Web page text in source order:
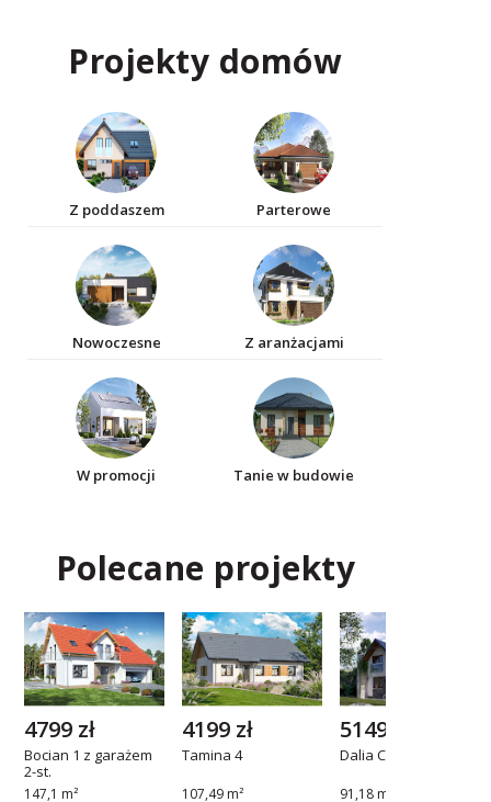
Projekty domów
Z poddaszem Parterowe
Nowoczesne Z aranżacjami
W promocji Tanie w budowie
Polecane projekty
Bocian 1 z garażem
2-st.
147,1 m²
4799 zł
Tamina 4
107,49 m²
4199 zł
Dalia CE
91,18 m²
5149 zł